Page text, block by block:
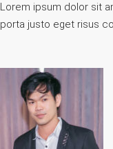
Lorem ipsum dolor sit
porta justo eget risus